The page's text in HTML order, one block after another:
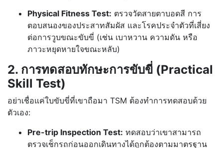
Physical Fitness Test: ตรวจวัดสายตาบอดสี การ
ตอบสนองของประสาทสัมผัส และโรคประจำตัวที่เสี่ยง
ต่อการวูบขณะขับขี่ (เช่น เบาหวาน ความดัน หรือ
ภาวะหยุดหายใจขณะหลับ)
2. การทดสอบทักษะการขับขี่ (Practical
Skill Test)
อย่าเชื่อแค่ใบขับขี่ที่เขาถือมา TSM ต้องทำการทดสอบด้วย
ตัวเอง:
Pre-trip Inspection Test: ทดสอบว่าเขาสามารถ
ตรวจเช็กรถก่อนออกเดินทางได้ถูกต้องตามมาตรฐาน